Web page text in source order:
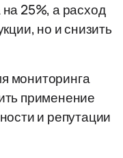
25%, а расход
но и снизить
мониторинга
применение
и репутации